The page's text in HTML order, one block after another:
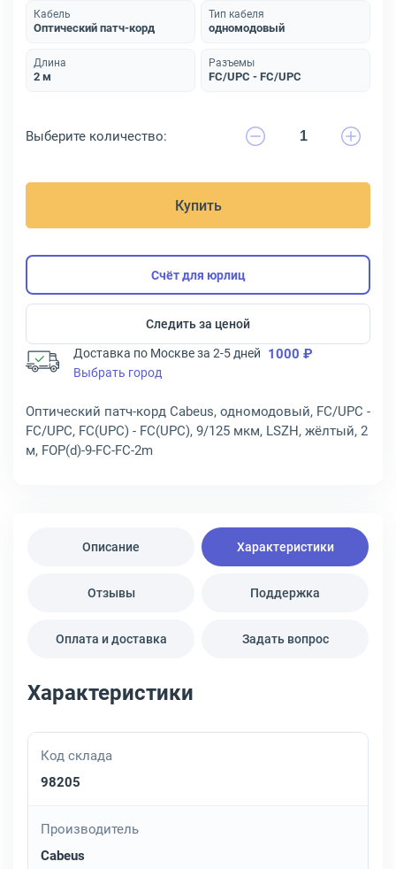
Кабель
Оптический патч-корд
Тип кабеля
одномодовый
Длина
2 м
Разъемы
FC/UPC - FC/UPC
Выберите количество:
Купить
Счёт для юрлиц
Следить за ценой
Доставка по Москве за 2-5 дней 1000 ₽
Выбрать город
Оптический патч-корд Cabeus, одномодовый, FC/UPC -
FC/UPC, FC(UPC) - FC(UPC), 9/125 мкм, LSZH, жёлтый, 2
м, FOP(d)-9-FC-FC-2m
Описание Характеристики
Отзывы Поддержка
Оплата и доставка Задать вопрос
Характеристики
Код склада
98205
Производитель
Cabeus